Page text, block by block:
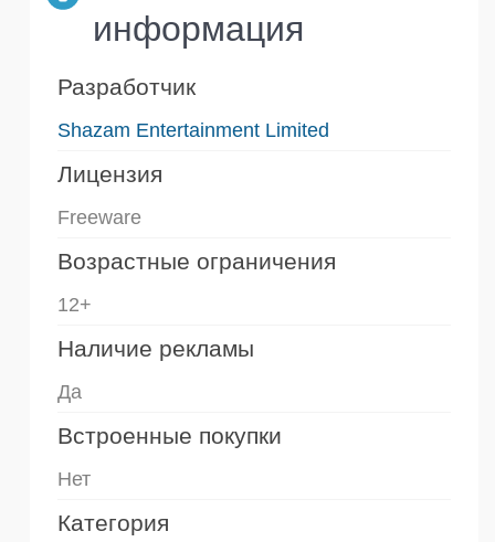
информация
Разработчик
Shazam Entertainment Limited
Лицензия
Freeware
Возрастные ограничения
12+
Наличие рекламы
Да
Встроенные покупки
Нет
Категория